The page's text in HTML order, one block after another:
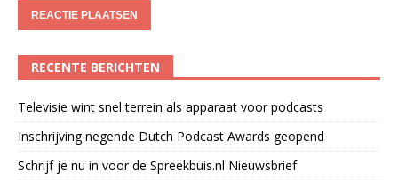
RECENTE BERICHTEN
Televisie wint snel terrein als apparaat voor podcasts
Inschrijving negende Dutch Podcast Awards geopend
Schrijf je nu in voor de Spreekbuis.nl Nieuwsbrief